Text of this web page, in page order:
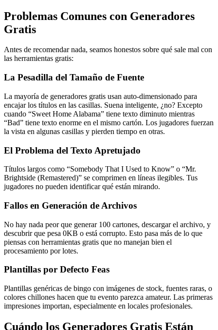
Problemas Comunes con Generadores
Gratis
Antes de recomendar nada, seamos honestos sobre qué sale mal con
las herramientas gratis:
La Pesadilla del Tamaño de Fuente
La mayoría de generadores gratis usan auto-dimensionado para
encajar los títulos en las casillas. Suena inteligente, ¿no? Excepto
cuando “Sweet Home Alabama” tiene texto diminuto mientras
“Bad” tiene texto enorme en el mismo cartón. Los jugadores fuerzan
la vista en algunas casillas y pierden tiempo en otras.
El Problema del Texto Apretujado
Títulos largos como “Somebody That I Used to Know” o “Mr.
Brightside (Remastered)” se comprimen en líneas ilegibles. Tus
jugadores no pueden identificar qué están mirando.
Fallos en Generación de Archivos
No hay nada peor que generar 100 cartones, descargar el archivo, y
descubrir que pesa 0KB o está corrupto. Esto pasa más de lo que
piensas con herramientas gratis que no manejan bien el
procesamiento por lotes.
Plantillas por Defecto Feas
Plantillas genéricas de bingo con imágenes de stock, fuentes raras, o
colores chillones hacen que tu evento parezca amateur. Las primeras
impresiones importan, especialmente en locales profesionales.
Cuándo los Generadores Gratis Están